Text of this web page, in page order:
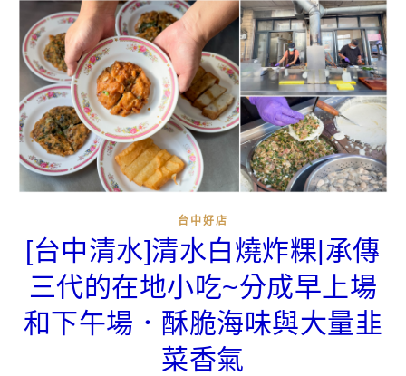
台中好店
[台中清水]清水白燒炸粿|承傳
三代的在地小吃~分成早上場
和下午場．酥脆海味與大量韭
菜香氣